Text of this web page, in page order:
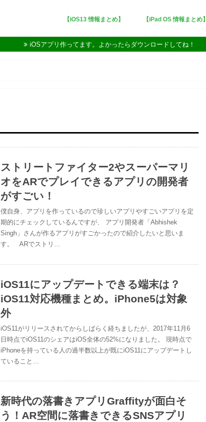
【iOS13 情報まとめ】 【iPad OS 情報まとめ】
iOSアプリ作ってます。よかったらダウンロードしてね！
ストリートファイター2やスーパーマリ
オをARでプレイできるアプリの開発者
がすごい！
僕自身、アプリを作っているので珍しいアプリやすごいアプリを定
期的にチェックしているんですが、 アプリ開発者「Abhishek
Singh」さんが作るアプリがすごかったので紹介したいと思いま
す。 ARでストリ…
iOS11にアップデートできる端末は？
iOS11対応機種まとめ。iPhone5は対象
外
iOS11がリリースされてからしばらく経ちましたが、2017年11月6
日時点でiOS11のシェアはiOS全体の52%になりました。 現時点で
iPhoneを持っている人の過半数以上が既にiOS11にアップデートし
ていること…
新時代の落書きアプリGraffityが面白そ
う！AR空間に落書きできるSNSアプリ